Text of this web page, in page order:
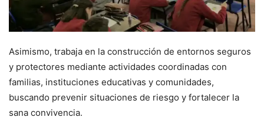
Asimismo, trabaja en la construcción de entornos seguros
y protectores mediante actividades coordinadas con
familias, instituciones educativas y comunidades,
buscando prevenir situaciones de riesgo y fortalecer la
sana convivencia.